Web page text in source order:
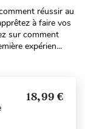
réussir au
à faire vos
sur comment
expérien...
18,99 €